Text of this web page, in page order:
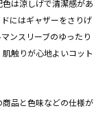
は涼しげで清潔感があ
にはギャザーをさりげ
ンスリーブのゆったり
触りが心地よいコット
品と色味などの仕様が